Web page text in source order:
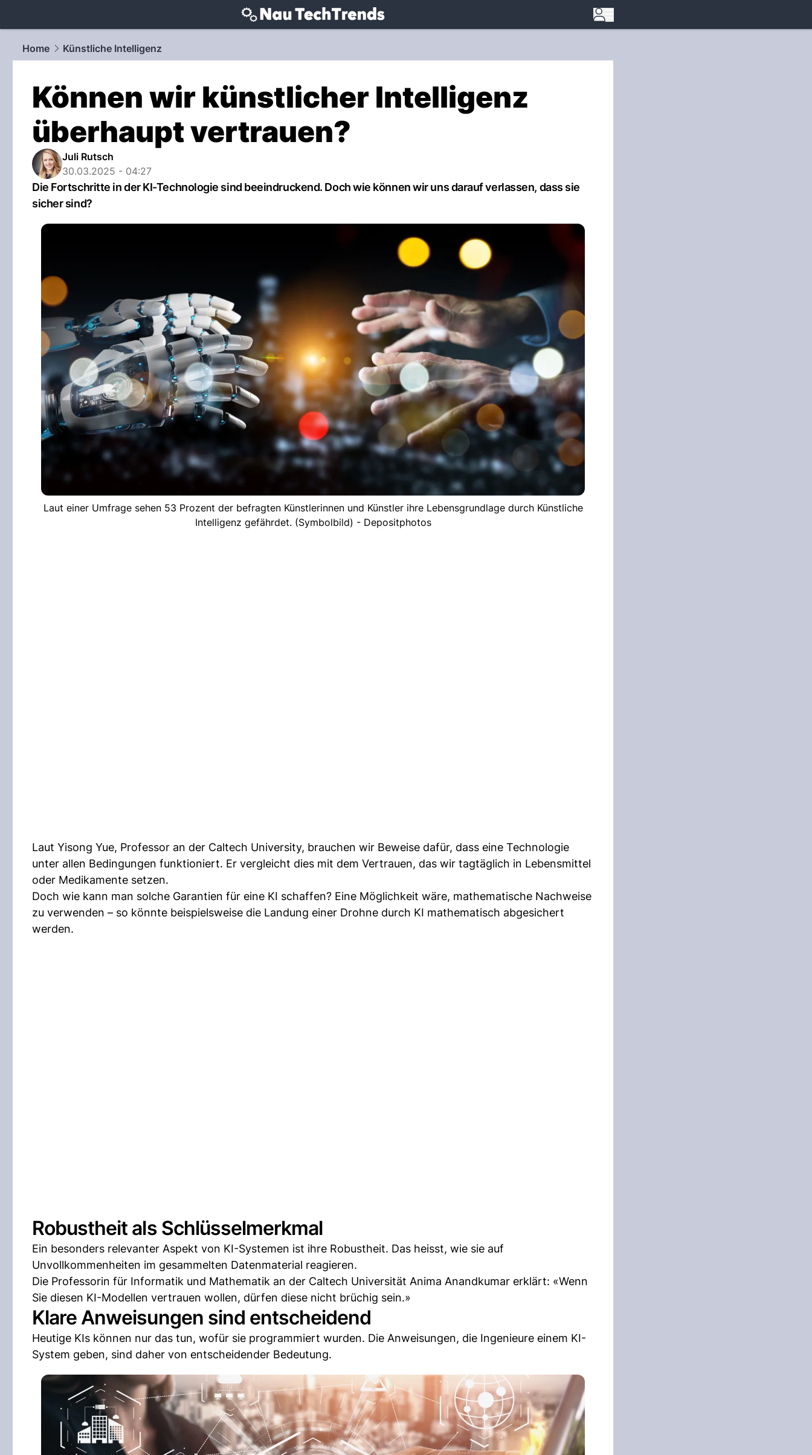
techtrends.NAU.ch
Home
Künstliche Intelligenz
Können wir künstlicher Intelligenz
überhaupt vertrauen?
Juli Rutsch
30.03.2025 - 04:27
Die Fortschritte in der KI-Technologie sind beeindruckend. Doch wie können wir uns darauf verlassen, dass sie
sicher sind?
Laut einer Umfrage sehen 53 Prozent der befragten Künstlerinnen und Künstler ihre Lebensgrundlage durch Künstliche
Intelligenz gefährdet. (Symbolbild) - Depositphotos
Laut Yisong Yue, Professor an der Caltech University, brauchen wir Beweise dafür, dass eine Technologie
unter allen Bedingungen funktioniert. Er vergleicht dies mit dem Vertrauen, das wir tagtäglich in Lebensmittel
oder Medikamente setzen.
Doch wie kann man solche Garantien für eine KI schaffen? Eine Möglichkeit wäre, mathematische Nachweise
zu verwenden – so könnte beispielsweise die Landung einer Drohne durch KI mathematisch abgesichert
werden.
Robustheit als Schlüsselmerkmal
Ein besonders relevanter Aspekt von KI-Systemen ist ihre Robustheit. Das heisst, wie sie auf
Unvollkommenheiten im gesammelten Datenmaterial reagieren.
Die Professorin für Informatik und Mathematik an der Caltech Universität Anima Anandkumar erklärt: «Wenn
Sie diesen KI-Modellen vertrauen wollen, dürfen diese nicht brüchig sein.»
Klare Anweisungen sind entscheidend
Heutige KIs können nur das tun, wofür sie programmiert wurden. Die Anweisungen, die Ingenieure einem KI-
System geben, sind daher von entscheidender Bedeutung.